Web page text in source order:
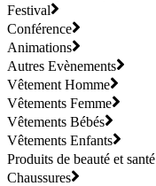
Festival
Conférence
Animations
Autres Evènements
Vêtement Homme
Vêtements Femme
Vêtements Bébés
Vêtements Enfants
Produits de beauté et santé
Chaussures